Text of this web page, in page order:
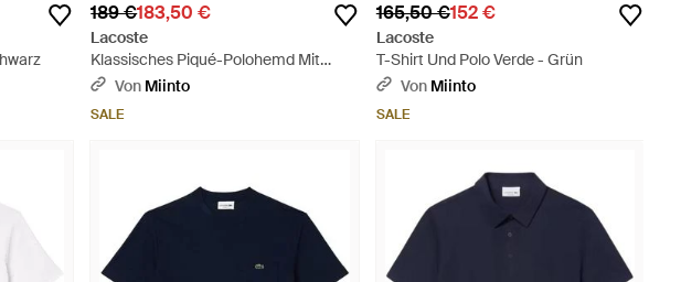
189 €183,50 €
Lacoste
Klassisches Piqué-Polohemd Mit
Logo-Applikation - Schwarz
Von Miinto
SALE
165,50 €152 €
Lacoste
T-Shirt Und Polo Verde - Grün
Von Miinto
SALE